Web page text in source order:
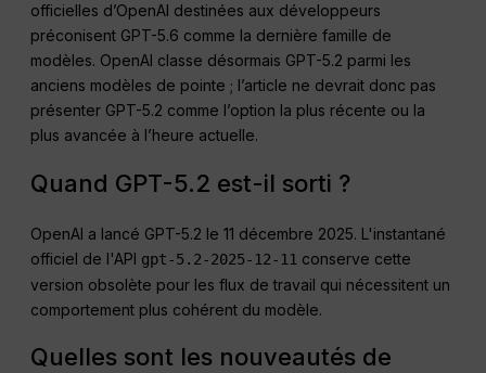
officielles d’OpenAI destinées aux développeurs
préconisent GPT-5.6 comme la dernière famille de
modèles. OpenAI classe désormais GPT-5.2 parmi les
anciens modèles de pointe ; l’article ne devrait donc pas
présenter GPT-5.2 comme l’option la plus récente ou la
plus avancée à l’heure actuelle.
Quand GPT-5.2 est-il sorti ?
OpenAI a lancé GPT-5.2 le 11 décembre 2025. L'instantané
officiel de l'API gpt-5.2-2025-12-11 conserve cette
version obsolète pour les flux de travail qui nécessitent un
comportement plus cohérent du modèle.
Quelles sont les nouveautés de